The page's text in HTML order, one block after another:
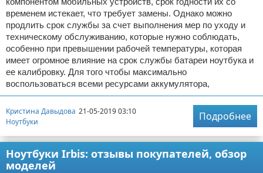
временем истекает, что требует замены. Однако можно
продлить срок службы за счет выполнения мер по уходу и
техническому обслуживанию, которые нужно соблюдать,
особенно при превышении рабочей температуры, которая
имеет огромное влияние на срок службы батареи ноутбука и
ее калибровку. Для того чтобы максимально
воспользоваться всеми ресурсами аккумулятора,
Кристина Давыдова 21-05-2019 03:10
Ноутбуки
Подробнее
Ноутбуки Irbis: отзывы покупателей, обзор
моделей